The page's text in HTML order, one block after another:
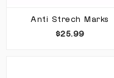
Anti Strech Marks
$25.99